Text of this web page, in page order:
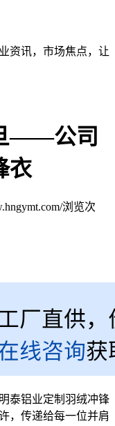
资讯，市场焦点，让
——公司
衣
浏览次
泰铝业定制羽绒冲锋
，传递给每一位并肩